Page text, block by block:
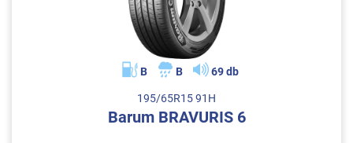
B B 69 db
195/65R15 91H
Barum BRAVURIS 6